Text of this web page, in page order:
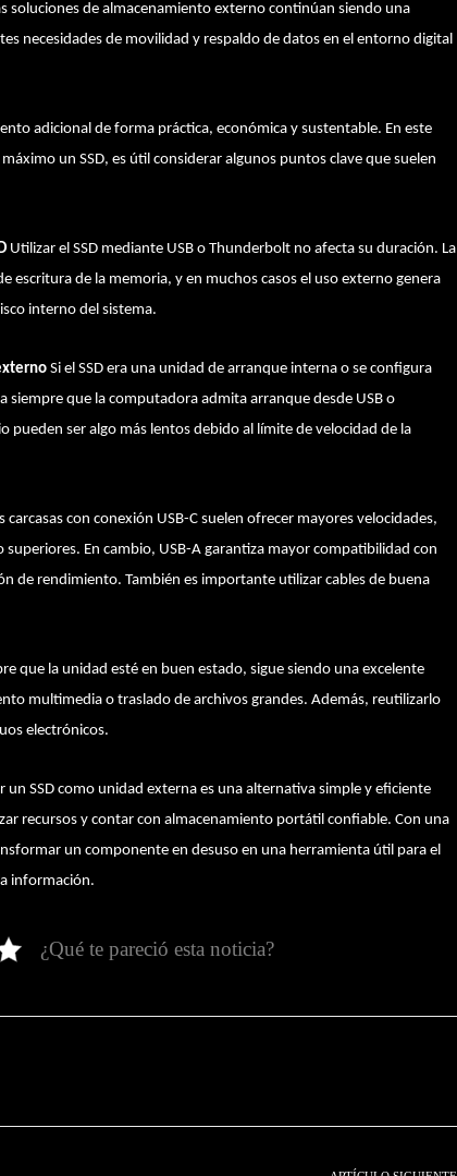
soluciones de almacenamiento externo continúan siendo una
necesidades de movilidad y respaldo de datos en el entorno digital
adicional de forma práctica, económica y sustentable. En este
un SSD, es útil considerar algunos puntos clave que suelen
Utilizar el SSD mediante USB o Thunderbolt no afecta su duración. La
escritura de la memoria, y en muchos casos el uso externo genera
interno del sistema.
Si el SSD era una unidad de arranque interna o se configura
siempre que la computadora admita arranque desde USB o
pueden ser algo más lentos debido al límite de velocidad de la
carcasas con conexión USB-C suelen ofrecer mayores velocidades,
superiores. En cambio, USB-A garantiza mayor compatibilidad con
de rendimiento. También es importante utilizar cables de buena
que la unidad esté en buen estado, sigue siendo una excelente
multimedia o traslado de archivos grandes. Además, reutilizarlo
electrónicos.
SSD como unidad externa es una alternativa simple y eficiente
recursos y contar con almacenamiento portátil confiable. Con una
un componente en desuso en una herramienta útil para el
información.
¿Qué te pareció esta noticia?